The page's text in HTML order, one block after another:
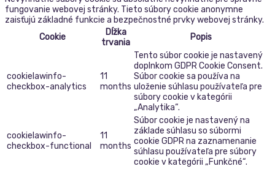
fungovanie webovej stránky. Tieto súbory cookie anonymne
zaisťujú základné funkcie a bezpečnostné prvky webovej stránky.
Cookie
Dĺžka
trvania
Popis
cookielawinfo-
checkbox-analytics
11
months
Tento súbor cookie je nastavený
doplnkom GDPR Cookie Consent.
Súbor cookie sa používa na
uloženie súhlasu používateľa pre
súbory cookie v kategórii
„Analytika“.
cookielawinfo-
checkbox-functional
11
months
Súbor cookie je nastavený na
základe súhlasu so súbormi
cookie GDPR na zaznamenanie
súhlasu používateľa pre súbory
cookie v kategórii „Funkčné“.